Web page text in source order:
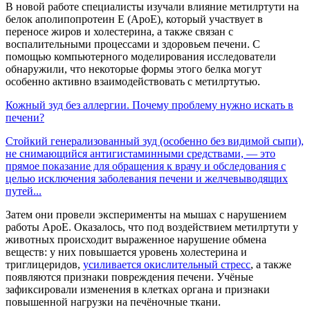
В новой работе специалисты изучали влияние метилртути на
белок аполипопротеин Е (ApoE), который участвует в
переносе жиров и холестерина, а также связан с
воспалительными процессами и здоровьем печени. С
помощью компьютерного моделирования исследователи
обнаружили, что некоторые формы этого белка могут
особенно активно взаимодействовать с метилртутью.
Кожный зуд без аллергии. Почему проблему нужно искать в
печени?
Стойкий генерализованный зуд (особенно без видимой сыпи),
не снимающийся антигистаминными средствами, — это
прямое показание для обращения к врачу и обследования с
целью исключения заболевания печени и желчевыводящих
путей...
Затем они провели эксперименты на мышах с нарушением
работы ApoE. Оказалось, что под воздействием метилртути у
животных происходит выраженное нарушение обмена
веществ: у них повышается уровень холестерина и
триглицеридов, усиливается окислительный стресс, а также
появляются признаки повреждения печени. Учёные
зафиксировали изменения в клетках органа и признаки
повышенной нагрузки на печёночные ткани.